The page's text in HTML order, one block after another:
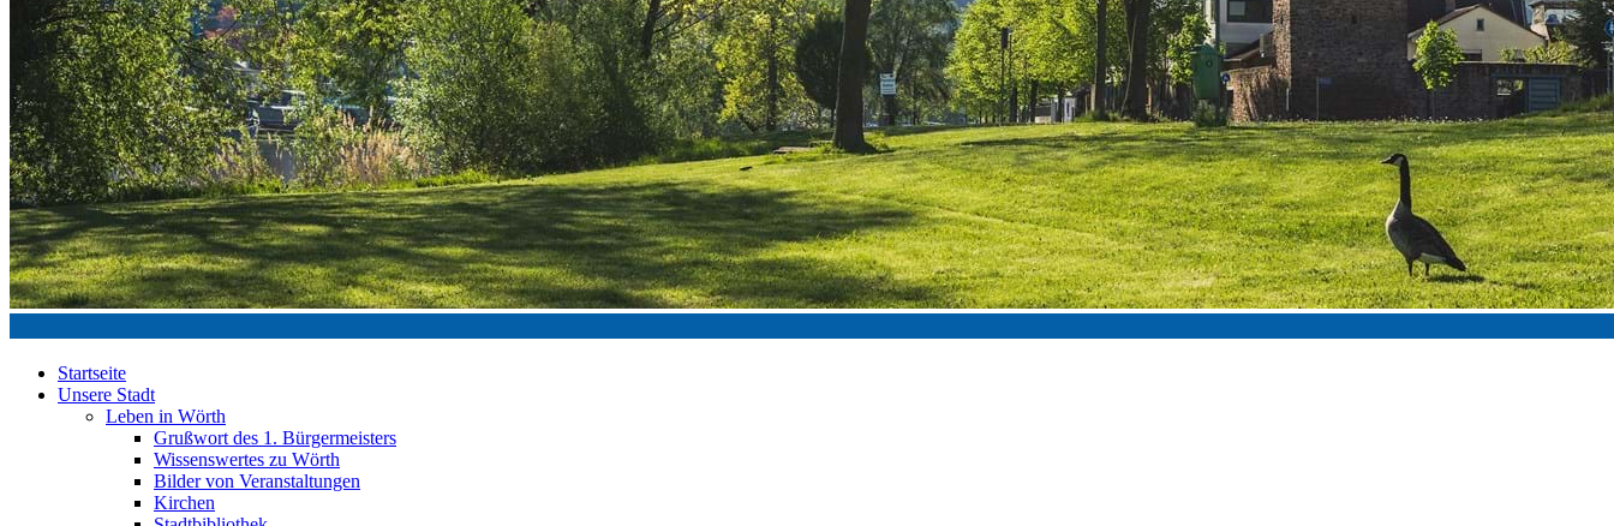
Startseite
Unsere Stadt
Leben in Wörth
Grußwort des 1. Bürgermeisters
Wissenswertes zu Wörth
Bilder von Veranstaltungen
Kirchen